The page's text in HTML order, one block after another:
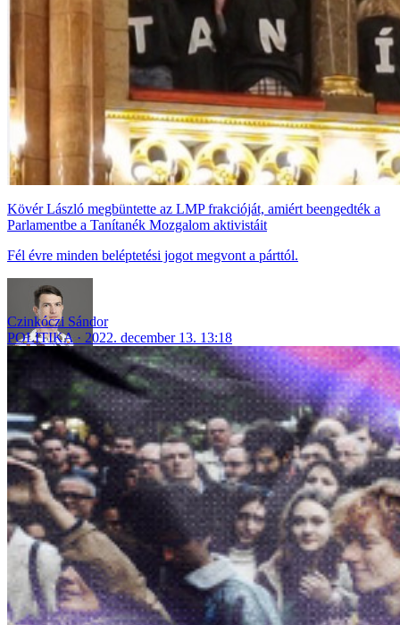
Kövér László megbüntette az LMP frakcióját, amiért beengedték a
Parlamentbe a Tanítanék Mozgalom aktivistáit
Fél évre minden beléptetési jogot megvont a párttól.
Czinkóczi Sándor
POLITIKA
2022. december 13. 13:18